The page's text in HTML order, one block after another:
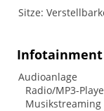
Sitze:
Audioanlage
Radio/MP3-